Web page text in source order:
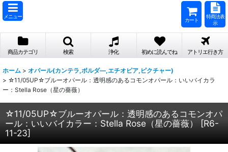
メニュー
カート
特商法表
示
商品カテゴリ 検索 浄化 初めに読んでね アトリエ行き方
ホーム > オパール(カンテラ,ボルダ―,エチオピア,ピクチャー)
> ☆11/05UP☆ブルーオパール：透明感のあるコモンオパール：いいバイカラ
ー：Stella Rose（星の薔薇）
☆11/05UP☆ブルーオパール：透明感のあるコモンオパ
ール：いいバイカラー：Stella Rose（星の薔薇）
[R6-
11-23]